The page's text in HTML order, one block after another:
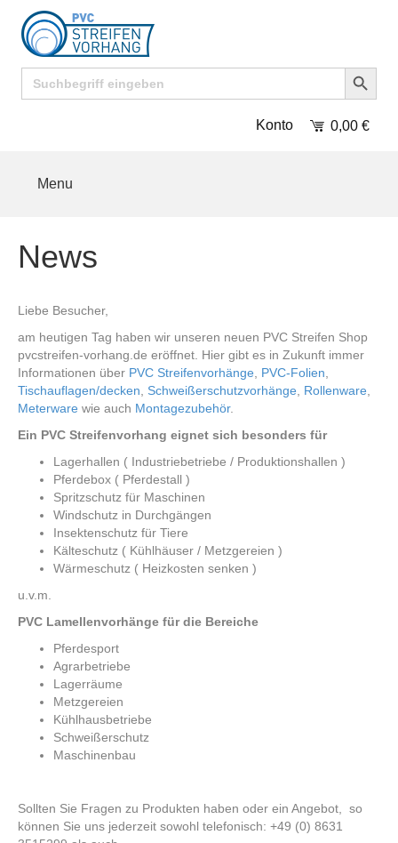
Search
for:
Search Button
Konto 0,00 €
Menu
News
Liebe Besucher,
am heutigen Tag haben wir unseren neuen PVC Streifen Shop
pvcstreifen-vorhang.de eröffnet. Hier gibt es in Zukunft immer
Informationen über PVC Streifenvorhänge PVC-Folien
Tischauflagen/decken
Schweißerschutzvorhänge Rollenware
Meterware wie auch Montagezubehör.
Ein PVC Streifenvorhang eignet sich besonders für
Lagerhallen ( Industriebetriebe / Produktionshallen )
Pferdebox ( Pferdestall )
Spritzschutz für Maschinen
Windschutz in Durchgängen
Insektenschutz für Tiere
Kälteschutz ( Kühlhäuser / Metzgereien )
Wärmeschutz ( Heizkosten senken )
u.v.m.
PVC Lamellenvorhänge für die Bereiche
Pferdesport
Agrarbetriebe
Lagerräume
Metzgereien
Kühlhausbetriebe
Schweißerschutz
Maschinenbau
Sollten Sie Fragen zu Produkten haben oder ein Angebot, so
können Sie uns jederzeit sowohl telefonisch: +49 (0) 8631